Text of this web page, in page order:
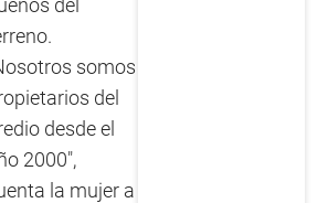
del
somos
del
desde el
2000",
la mujer a